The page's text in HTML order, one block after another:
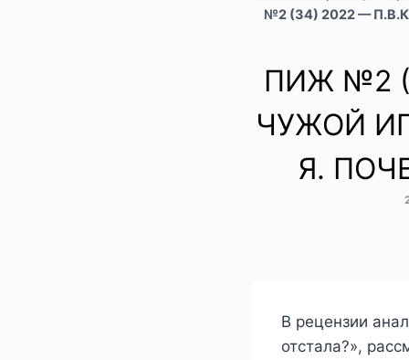
№2 (34) 2022 —
ПИЖ №2
ЧУЖОЙ
Я.
В рецензии
отстала?»,